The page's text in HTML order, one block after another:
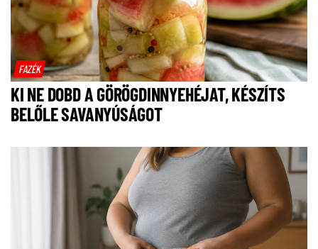
FAZÉK
KI NE DOBD A GÖRÖGDINNYEHÉJAT, KÉSZÍTS
BELŐLE SAVANYÚSÁGOT